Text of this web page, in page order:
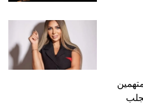
للمنتجة سارة خليفة و27 آخرين بجلب